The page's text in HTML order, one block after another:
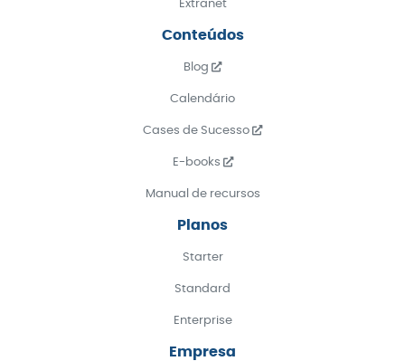
Extranet
Conteúdos
Blog
Calendário
Cases de Sucesso
E-books
Manual de recursos
Planos
Starter
Standard
Enterprise
Empresa